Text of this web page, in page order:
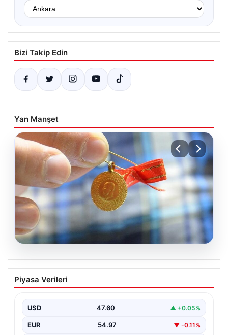
Bizi Takip Edin
Yan Manşet
05.08.2026
Altın fiyatları canlı 8 Nisan 2026: Altın
fiyatları ne kadar oldu? Gram, çeyrek,
fiyatları
Piyasa Verileri
USD 47.60 ▲ +0.05%
EUR 54.97 ▼ -0.11%